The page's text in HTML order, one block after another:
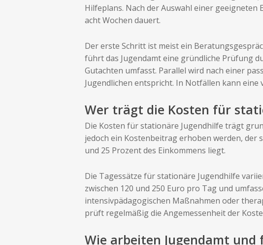
Hilfeplans. Nach der Auswahl einer
acht Wochen dauert.
Der erste Schritt ist meist ein
führt das Jugendamt eine gründliche Prüfung
Gutachten umfasst. Parallel wird nach einer
Jugendlichen entspricht. In Notfällen kann
Wer trägt die Kosten für
Die Kosten für stationäre Jugendhilfe trägt
jedoch ein Kostenbeitrag erhoben werden, der
und 25 Prozent des Einkommens liegt.
Die Tagessätze für stationäre Jugendhilfe
zwischen 120 und 250 Euro pro Tag und
intensivpädagogischen Maßnahmen oder
prüft regelmäßig die Angemessenheit der
Wie arbeiten Jugendamt und